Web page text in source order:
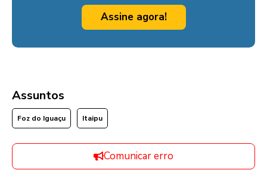
Assine agora!
Assuntos
Foz do Iguaçu Itaipu
Comunicar erro